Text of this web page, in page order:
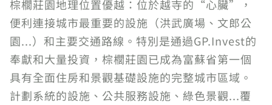
棕櫚莊園地理位置優越：位於越寺的“心臟”，
便利連接城市最重要的設施（洪武廣場、文郎公
園...）和主要交通路線。特別是通過GP.Invest的
奉獻和大量投資，棕櫚莊園已成為富蘇省第一個
具有全面住房和景觀基礎設施的完整城市區域。
計劃系統的設施、公共服務設施、綠色景觀...覆